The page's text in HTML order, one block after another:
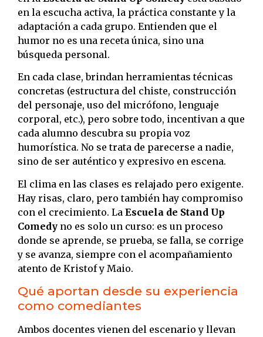
en la escucha activa, la práctica constante y la
adaptación a cada grupo. Entienden que el
humor no es una receta única, sino una
búsqueda personal.
En cada clase, brindan herramientas técnicas
concretas (estructura del chiste, construcción
del personaje, uso del micrófono, lenguaje
corporal, etc.), pero sobre todo, incentivan a que
cada alumno descubra su propia voz
humorística. No se trata de parecerse a nadie,
sino de ser auténtico y expresivo en escena.
El clima en las clases es relajado pero exigente.
Hay risas, claro, pero también hay compromiso
con el crecimiento. La Escuela de Stand Up
Comedy no es solo un curso: es un proceso
donde se aprende, se prueba, se falla, se corrige
y se avanza, siempre con el acompañamiento
atento de Kristof y Maio.
Qué aportan desde su experiencia
como comediantes
Ambos docentes vienen del escenario y llevan